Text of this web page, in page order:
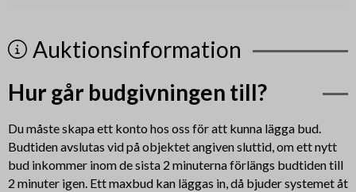
Auktionsinformation
Hur går budgivningen till?
Du måste skapa ett konto hos oss för att kunna lägga bud.
Budtiden avslutas vid på objektet angiven sluttid, om ett nytt
bud inkommer inom de sista 2 minuterna förlängs budtiden till
2 minuter igen. Ett maxbud kan läggas in, då bjuder systemet åt